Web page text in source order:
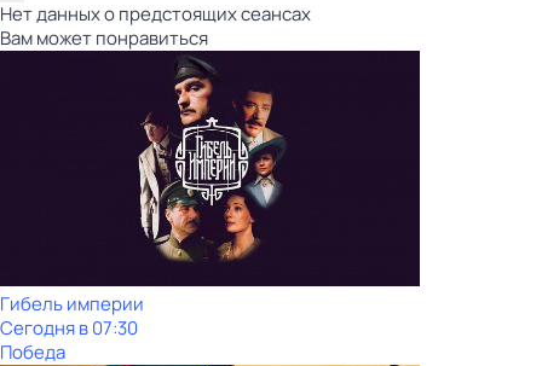
Нет данных о предстоящих сеансах
Вам может понравиться
Гибель империи
Сегодня в 07:30
Победа